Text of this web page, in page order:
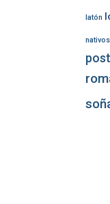
latón
nativos